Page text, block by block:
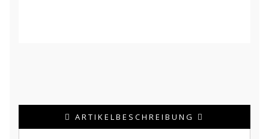
ARTIKELBESCHREIBUNG